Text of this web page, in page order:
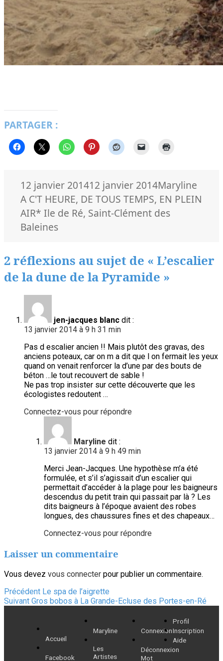
PARTAGER :
Publié
le
12 janvier 201412 janvier 2014Auteur
Maryline
A C'T HEURE, DE TOUS TEMPS, EN PLEIN
AIRMots-
clés
* Ile de Ré, Saint-Clément des
Baleines
2 réflexions au sujet de « L’escalier
de la dune de la Pyramide »
jen-jacques blanc dit :
13 janvier 2014 à 9 h 31 min
Pas d escalier ancien !! Mais plutôt des gravas, des
anciens poteaux, car on m a dit que l on fermait les yeux
quand on venait renforcer la d’une par des bouts de
béton …le tout recouvert de sable !
Ne pas trop insister sur cette découverte que les
écologistes redoutent …
Connectez-vous pour répondre
Maryline dit :
13 janvier 2014 à 9 h 49 min
Merci Jean-Jacques. Une hypothèse m’a été
formulée, et s’il s’agissait d’un escalier qui
permettait d’accéder à la plage pour les baigneurs
descendus du petit train qui passait par là ? Les
dits baigneurs à l’époque avaient des robes
longues, des chaussures fines et des chapeaux…
Connectez-vous pour répondre
Laisser un commentaire
Vous devez vous connecter pour publier un commentaire.
Navigation
de
l’article
Précédent Article
précédent :
Le spa de l’aigrette
Suivant Article
Gros bobos à La Grande-Ecluse des Portes-en-Ré
Accueil
Facebook
Maryline
Les
Artistes
Connexion
Déconnexion
Mot
Profil
Inscription
Aide